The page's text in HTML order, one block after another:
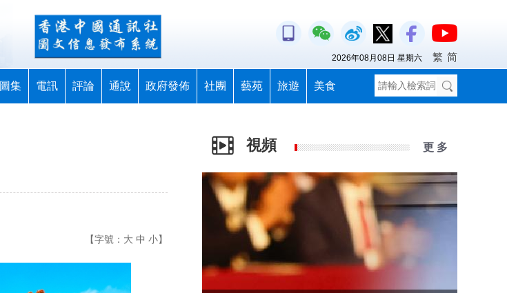
圖集 電訊 評論 通說 政府發佈 社團 藝苑 旅遊 美食
2026年08月08日 星期六 繁 简
【字號： 大 中 小】
視頻 更 多